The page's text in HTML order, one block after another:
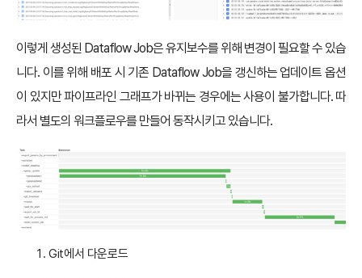
이렇게 생성된 Dataflow Job은 유지보수를 위해 변경이 필요할 수 있습
니다. 이를 위해 배포 시 기존 Dataflow Job을 갱신하는 업데이트 옵션
이 있지만 파이프라인 그래프가 바뀌는 경우에는 사용이 불가합니다. 따
라서 별도의 워크플로우를 만들어 동작시키고 있습니다.
Git에서 다운로드